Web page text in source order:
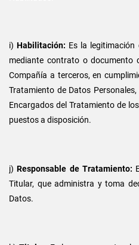
i)Habilitación: Es la legitimación
mediante contrato o documento
Compañía a terceros, en
Tratamiento de Datos
Encargados del Tratamiento de
puestos a disposición.
j)Responsable de Tratamiento:
Titular, que administra y toma
Datos.